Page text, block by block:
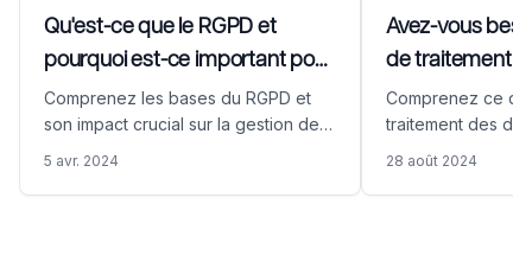
Qu'est-ce que le RGPD et
pourquoi est-ce important pour
vos documents d'entreprise ?
Comprenez les bases du RGPD et
son impact crucial sur la gestion des
informations clients. Apprenez à
5 avr. 2024
Avez-vous
de traitement
(DPA) pour vos
partage de
Comprenez ce
traitement des
le RGPD et
fournisseurs qui
28 août 2024